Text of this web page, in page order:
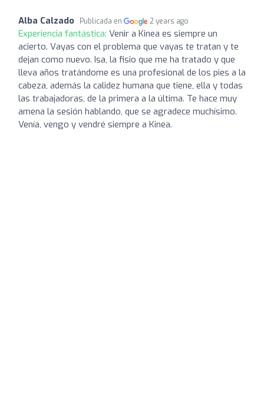
Alba Calzado Publicada en 2 years ago
Experiencia fantástica: Venir a Kinea es siempre un
acierto. Vayas con el problema que vayas te tratan y te
dejan como nuevo. Isa, la fisio que me ha tratado y que
lleva años tratándome es una profesional de los pies a la
cabeza, además la calidez humana que tiene, ella y todas
las trabajadoras, de la primera a la última. Te hace muy
amena la sesión hablando, que se agradece muchísimo.
Venía, vengo y vendré siempre a Kinea.